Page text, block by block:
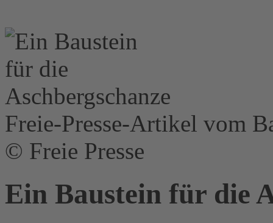
Freie-Presse-Artikel vom
© Freie Presse
Ein Baustein für die